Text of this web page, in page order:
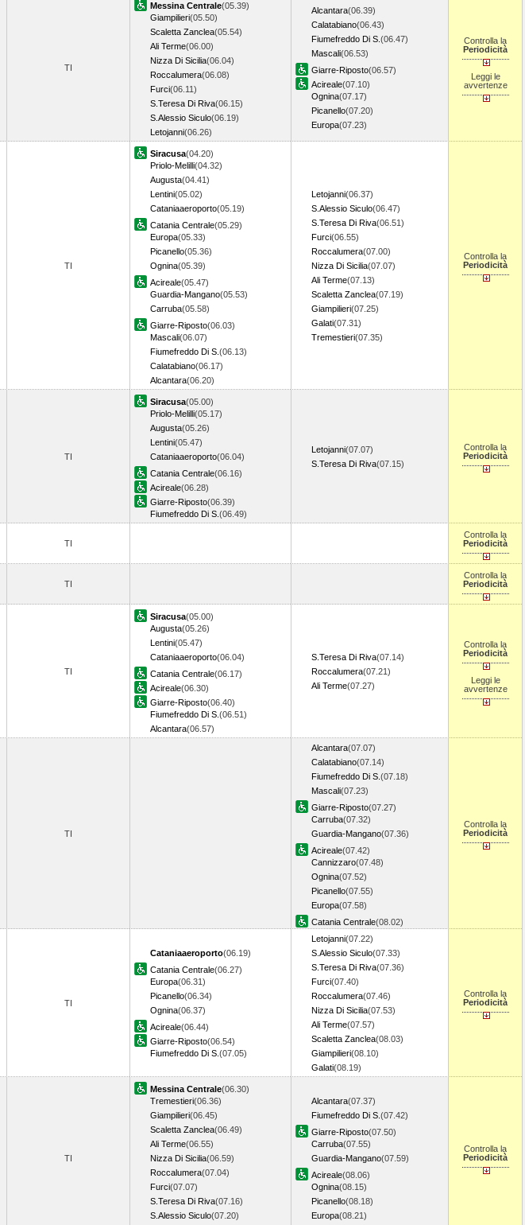
TI
Messina Centrale(05.39)
Giampilieri(05.50)
Scaletta Zanclea(05.54)
Ali Terme(06.00)
Nizza Di Sicilia(06.04)
Roccalumera(06.08)
Furci(06.11)
S.Teresa Di Riva(06.15)
S.Alessio Siculo(06.19)
Letojanni(06.26)
Alcantara(06.39)
Calatabiano(06.43)
Fiumefreddo Di S. (06.47)
Mascali(06.53)
Giarre-Riposto(06.57)
Acireale(07.10)
Ognina(07.17)
Picanello(07.20)
Europa(07.23)
Controlla la
Periodicità
Leggi le
avvertenze
TI
Siracusa(04.20)
Priolo-Melilli(04.32)
Augusta(04.41)
Lentini(05.02)
Cataniaaeroporto(05.19)
Catania Centrale(05.29)
Europa(05.33)
Picanello(05.36)
Ognina(05.39)
Acireale(05.47)
Guardia-Mangano(05.53)
Carruba(05.58)
Giarre-Riposto(06.03)
Mascali(06.07)
Fiumefreddo Di S. (06.13)
Calatabiano(06.17)
Alcantara(06.20)
Letojanni(06.37)
S.Alessio Siculo(06.47)
S.Teresa Di Riva(06.51)
Furci(06.55)
Roccalumera(07.00)
Nizza Di Sicilia(07.07)
Ali Terme(07.13)
Scaletta Zanclea(07.19)
Giampilieri(07.25)
Galati(07.31)
Tremestieri(07.35)
Controlla la
Periodicità
TI
Siracusa(05.00)
Priolo-Melilli(05.17)
Augusta(05.26)
Lentini(05.47)
Cataniaaeroporto(06.04)
Catania Centrale(06.16)
Acireale(06.28)
Giarre-Riposto(06.39)
Fiumefreddo Di S. (06.49)
Letojanni(07.07)
S.Teresa Di Riva(07.15)
Controlla la
Periodicità
TI
Controlla la
Periodicità
TI
Controlla la
Periodicità
TI
Siracusa(05.00)
Augusta(05.26)
Lentini(05.47)
Cataniaaeroporto(06.04)
Catania Centrale(06.17)
Acireale(06.30)
Giarre-Riposto(06.40)
Fiumefreddo Di S. (06.51)
Alcantara(06.57)
S.Teresa Di Riva(07.14)
Roccalumera(07.21)
Ali Terme(07.27)
Controlla la
Periodicità
Leggi le
avvertenze
TI
Alcantara(07.07)
Calatabiano(07.14)
Fiumefreddo Di S. (07.18)
Mascali(07.23)
Giarre-Riposto(07.27)
Carruba(07.32)
Guardia-Mangano(07.36)
Acireale(07.42)
Cannizzaro(07.48)
Ognina(07.52)
Picanello(07.55)
Europa(07.58)
Catania Centrale(08.02)
Controlla la
Periodicità
TI
Cataniaaeroporto(06.19)
Catania Centrale(06.27)
Europa(06.31)
Picanello(06.34)
Ognina(06.37)
Acireale(06.44)
Giarre-Riposto(06.54)
Fiumefreddo Di S. (07.05)
Letojanni(07.22)
S.Alessio Siculo(07.33)
S.Teresa Di Riva(07.36)
Furci(07.40)
Roccalumera(07.46)
Nizza Di Sicilia(07.53)
Ali Terme(07.57)
Scaletta Zanclea(08.03)
Giampilieri(08.10)
Galati(08.19)
Controlla la
Periodicità
TI
Messina Centrale(06.30)
Tremestieri(06.36)
Giampilieri(06.45)
Scaletta Zanclea(06.49)
Ali Terme(06.55)
Nizza Di Sicilia(06.59)
Roccalumera(07.04)
Furci(07.07)
S.Teresa Di Riva(07.16)
S.Alessio Siculo(07.20)
Alcantara(07.37)
Fiumefreddo Di S. (07.42)
Giarre-Riposto(07.50)
Carruba(07.55)
Guardia-Mangano(07.59)
Acireale(08.06)
Ognina(08.15)
Picanello(08.18)
Europa(08.21)
Controlla la
Periodicità